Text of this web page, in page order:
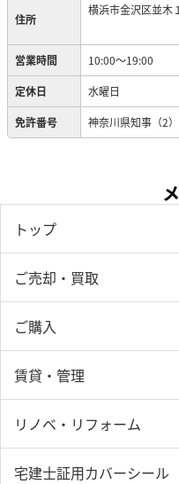
住所
横浜市金沢区並木
営業時間 10:00～19:00
定休日 水曜日
免許番号 神奈川県知事（2
トップ
ご売却・買取
ご購入
賃貸・管理
リノベ・リフォーム
宅建士証用カバーシール